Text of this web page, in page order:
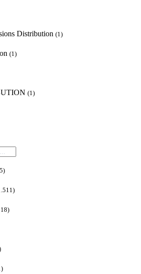
Distribution (1)
(1)
(1)